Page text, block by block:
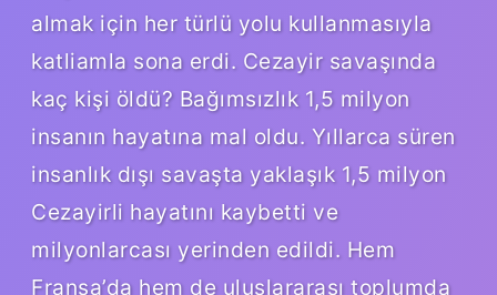
almak için her türlü yolu kullanmasıyla
katliamla sona erdi. Cezayir savaşında
kaç kişi öldü? Bağımsızlık 1,5 milyon
insanın hayatına mal oldu. Yıllarca süren
insanlık dışı savaşta yaklaşık 1,5 milyon
Cezayirli hayatını kaybetti ve
milyonlarcası yerinden edildi. Hem
Fransa’da hem de uluslararası toplumda